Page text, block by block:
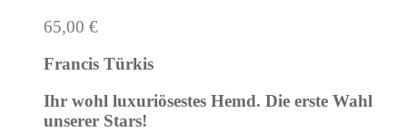
65,00 €
Francis Türkis
Ihr wohl luxuriösestes Hemd. Die erste Wahl
unserer Stars!